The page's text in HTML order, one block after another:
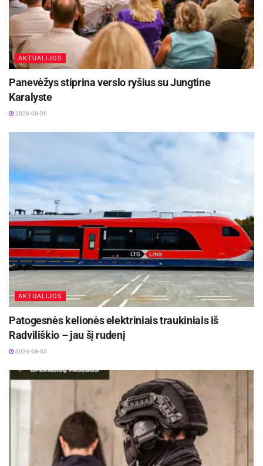
AKTUALIJOS
Panevėžys stiprina verslo ryšius su Jungtine
Karalyste
2026-08-06
AKTUALIJOS
Patogesnės kelionės elektriniais traukiniais iš
Radviliškio – jau šį rudenį
2026-08-05